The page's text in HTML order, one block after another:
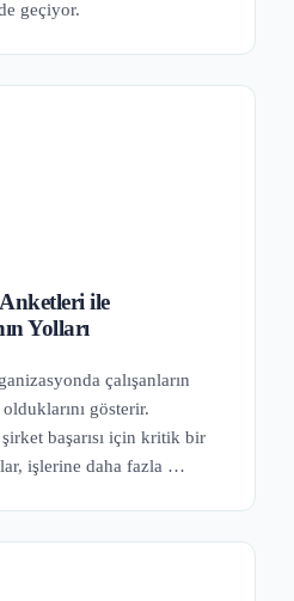
geçiyor.
ile
Yolları
çalışanların
gösterir.
başarısı için kritik bir
işlerine daha fazla …